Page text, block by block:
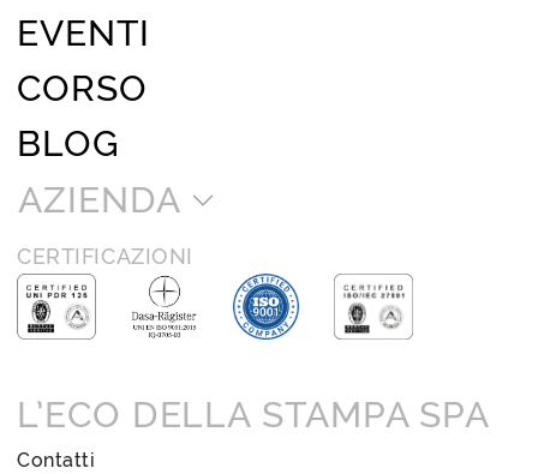
EVENTI
CORSO
BLOG
AZIENDA
CERTIFICAZIONI
L’ECO DELLA STAMPA SPA
Contatti